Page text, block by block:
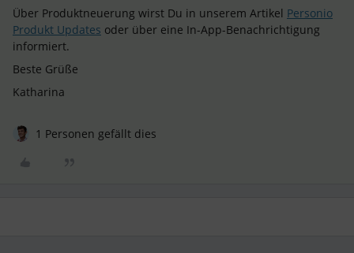
Über Produktneuerung wirst Du in unserem Artikel Personio
Produkt Updates oder über eine In-App-Benachrichtigung
informiert.
Beste Grüße
Katharina
1 Personen gefällt dies